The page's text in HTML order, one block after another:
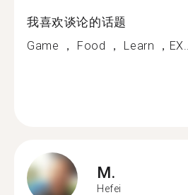
我喜欢谈论的话题
Game ， Food ， Learn ，EX...
M.
Hefei